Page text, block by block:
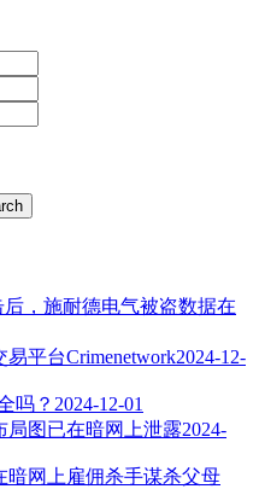
，施耐德电气被盗数据在
平台Crimenetwork2024-12-
吗？ 2024-12-01
局图已在暗网上泄露2024-
暗网上雇佣杀手谋杀父母